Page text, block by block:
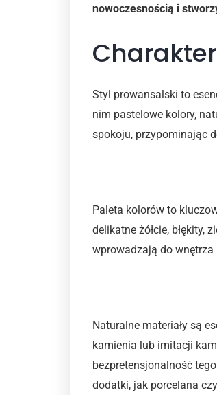
nowoczesnością i
Styl prowansalski to
nim pastelowe kolory,
spokoju, przypominając
Paleta kolorów to
delikatne żółcie, błękity,
wprowadzają do wnętrza
Naturalne materiały są
kamienia lub imitacji
bezpretensjonalność
dodatki, jak porcelana